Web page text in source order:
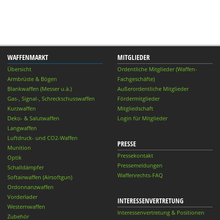
WAFFENMARKT
Übersicht
Armbrüste & Bögen
Blankwaffen (Messer u.ä.)
Gas-, Signal-, Schreckschusswaffen
Kurzwaffen
Deko- & Salutwaffen
Langwaffen
Luftdruck- und CO2-Waffen
Munition
Optik
Schalldämpfer
Softairwaffen (Airsoftgun)
Ordonnanzwaffen
Vorderlader
Westernwaffen
Zubehör
MITGLIEDER
Ordentliche Mitglieder (Waffen-
Fachgeschäfte)
Außerordentliche Mitglieder
Fördermitglieder
Mitgliedschaft
Login für Mitglieder
PRESSE
Pressekontakt
Pressemeldungen
Waffenrechts-FAQ
INTERESSENVERTRETUNG
Interessenvertretung & Positionen